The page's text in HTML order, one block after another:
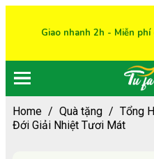
Giao nhanh 2h - Miễn
Home / Quà tặng / Tổng
Đới Giải Nhiệt Tươi Mát